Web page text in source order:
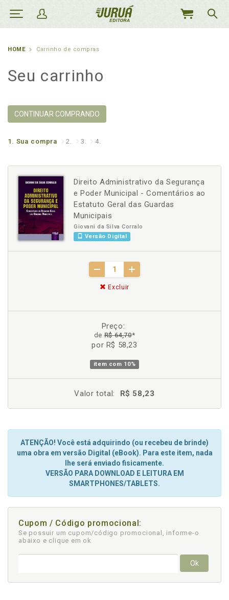
MEU
HOME Carrinho de compras
Seu carrinho
CONTINUAR COMPRANDO
1. Sua compra 2. 3. 4.
Direito Administrativo da Segurança
e Poder Municipal - Comentários ao
Estatuto Geral das Guardas
Municipais
Giovani da Silva Corralo
Versão Digital
Excluir
Preço:
deR$ 64,70*
por R$ 58,23
item com 10%
Valor total: R$ 58,23
ATENÇÃO! Você está adquirindo (ou recebeu de brinde)
uma obra em versão Digital (eBook). Para este item, nada
lhe será enviado fisicamente.
VERSÃO PARA DOWNLOAD E LEITURA EM
SMARTPHONES/TABLETS.
Cupom / Código promocional:
Se possuir um cupom/código promocional, informe-o
abaixo e clique em ok
Ok